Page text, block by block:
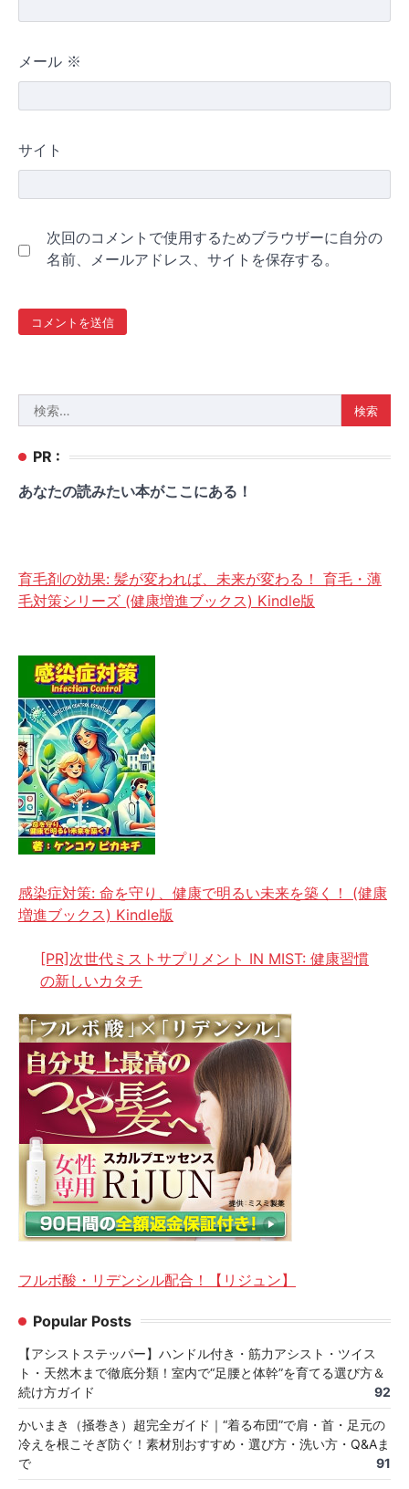
メール ※
サイト
次回のコメントで使用するためブラウザーに自分の
名前、メールアドレス、サイトを保存する。
索:
PR :
あなたの読みたい本がここにある！
育毛剤の効果: 髪が変われば、未来が変わる！ 育毛・薄
毛対策シリーズ (健康増進ブックス) Kindle版
感染症対策: 命を守り、健康で明るい未来を築く！ (健康
増進ブックス) Kindle版
[PR]次世代ミストサプリメント IN MIST: 健康習慣
の新しいカタチ
フルボ酸・リデンシル配合！【リジュン】
Popular Posts
【アシストステッパー】ハンドル付き・筋力アシスト・ツイス
ト・天然木まで徹底分類！室内で“足腰と体幹”を育てる選び方＆
続け方ガイド
92
かいまき（掻巻き）超完全ガイド｜“着る布団”で肩・首・足元の
冷えを根こそぎ防ぐ！素材別おすすめ・選び方・洗い方・Q&Aま
で
91